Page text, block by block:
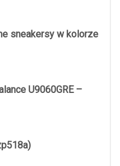
sneakersy w kolorze
U9060GRE –